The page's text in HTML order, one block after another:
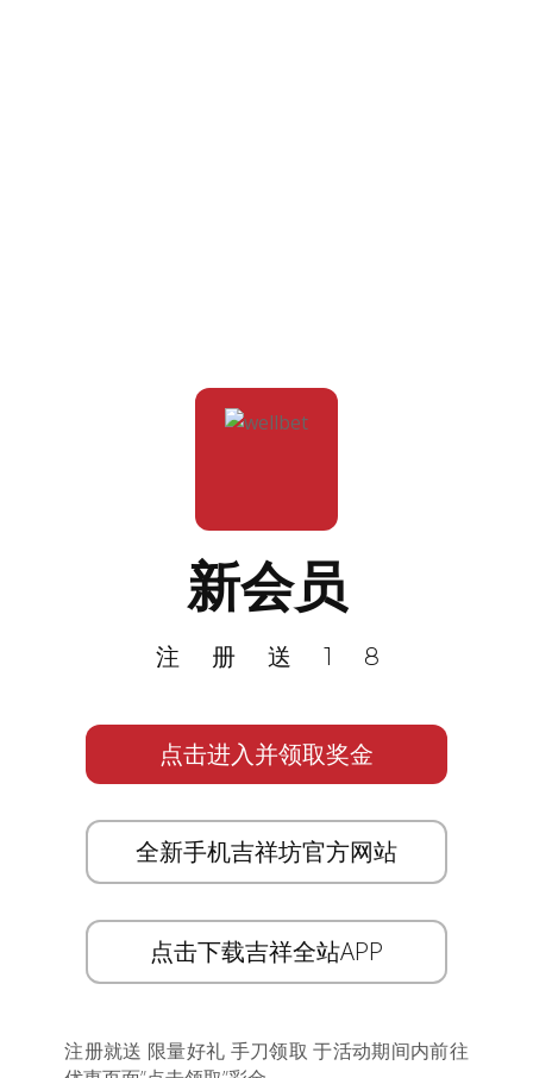
新会员
注册送18
点击进入并领取奖金
全新手机吉祥坊官方网站
点击下载吉祥全站APP
注册就送 限量好礼 手刀领取 于活动期间内前往